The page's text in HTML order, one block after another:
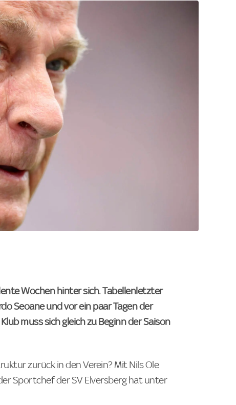
Wochen hinter sich. Tabellenletzter
Seoane und vor ein paar Tagen der
muss sich gleich zu Beginn der Saison
zurück in den Verein? Mit Nils Ole
Sportchef der SV Elversberg hat unter